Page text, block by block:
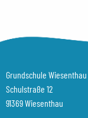
Grundschule Wiesenthau
Schulstraße 12
91369 Wiesenthau